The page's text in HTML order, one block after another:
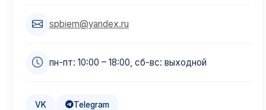
spbiem@yandex.ru
пн-пт: 10:00 – 18:00, сб-вс: выходной
VK Telegram